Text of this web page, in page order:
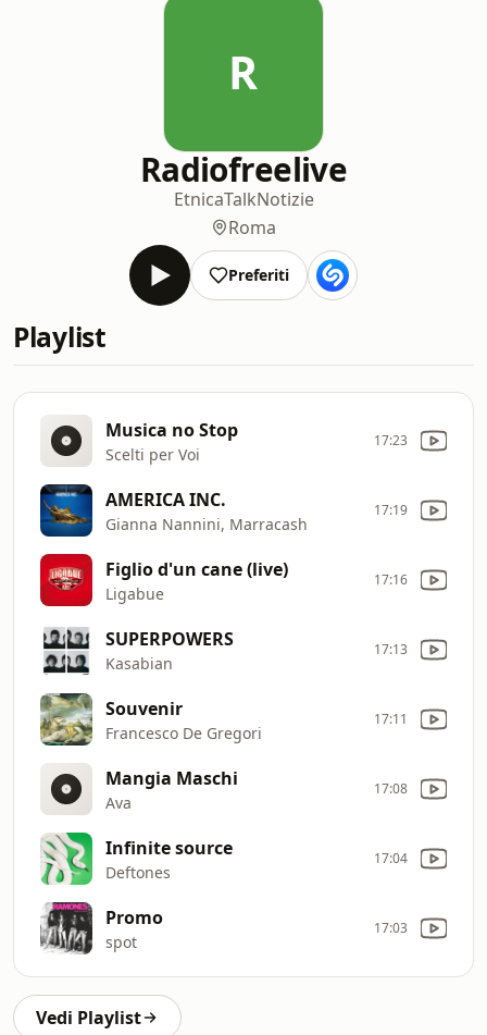
R
Radiofreelive
EtnicaTalkNotizie
Roma
Preferiti
Playlist
Musica no Stop
Scelti per Voi
17:23
AMERICA INC.
Gianna Nannini, Marracash
17:19
Figlio d'un cane (live)
Ligabue
17:16
SUPERPOWERS
Kasabian
17:13
Souvenir
Francesco De Gregori
17:11
Mangia Maschi
Ava
17:08
Infinite source
Deftones
17:04
Promo
spot
17:03
Vedi Playlist